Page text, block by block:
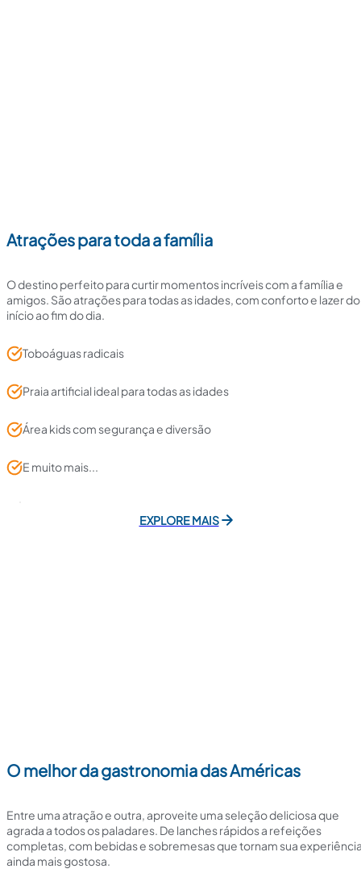
Atrações para toda a família
O destino perfeito para curtir momentos incríveis com a família e
amigos. São atrações para todas as idades, com conforto e lazer do
início ao fim do dia.
Toboáguas radicais
Praia artificial ideal para todas as idades
Área kids com segurança e diversão
E muito mais...
EXPLORE MAIS
O melhor da gastronomia das Américas
Entre uma atração e outra, aproveite uma seleção deliciosa que
agrada a todos os paladares. De lanches rápidos a refeições
completas, com bebidas e sobremesas que tornam sua
ainda mais gostosa.